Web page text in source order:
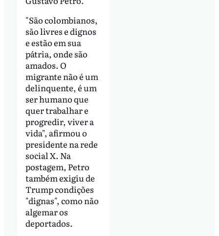
"São colombianos,
são livres e dignos
e estão em sua
pátria, onde são
amados. O
migrante não é um
delinquente, é um
ser humano que
quer trabalhar e
progredir, viver a
vida", afirmou o
presidente na rede
social X. Na
postagem, Petro
também exigiu de
Trump condições
"dignas", como não
algemar os
deportados.